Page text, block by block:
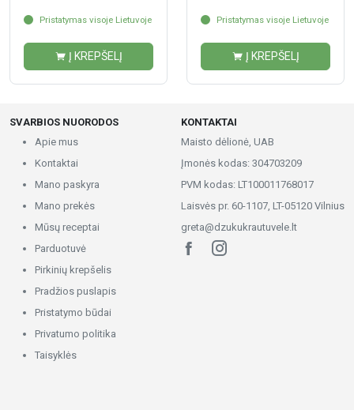
Pristatymas visoje Lietuvoje
Į KREPŠELĮ
Pristatymas visoje Lietuvoje
Į KREPŠELĮ
SVARBIOS NUORODOS
Apie mus
Kontaktai
Mano paskyra
Mano prekės
Mūsų receptai
Parduotuvė
Pirkinių krepšelis
Pradžios puslapis
Pristatymo būdai
Privatumo politika
Taisyklės
KONTAKTAI
Maisto dėlionė, UAB
Įmonės kodas: 304703209
PVM kodas: LT100011768017
Laisvės pr. 60-1107, LT-05120 Vilnius
greta@dzukukrautuvele.lt